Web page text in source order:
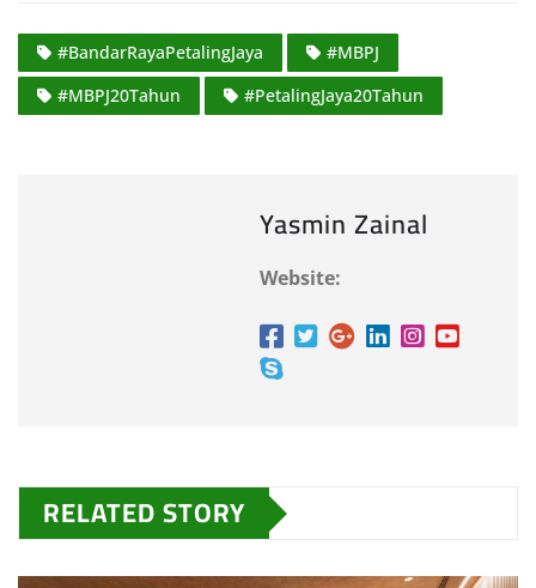
#BandarRayaPetalingJaya
#MBPJ
#MBPJ20Tahun
#PetalingJaya20Tahun
Yasmin Zainal
Website:
RELATED STORY